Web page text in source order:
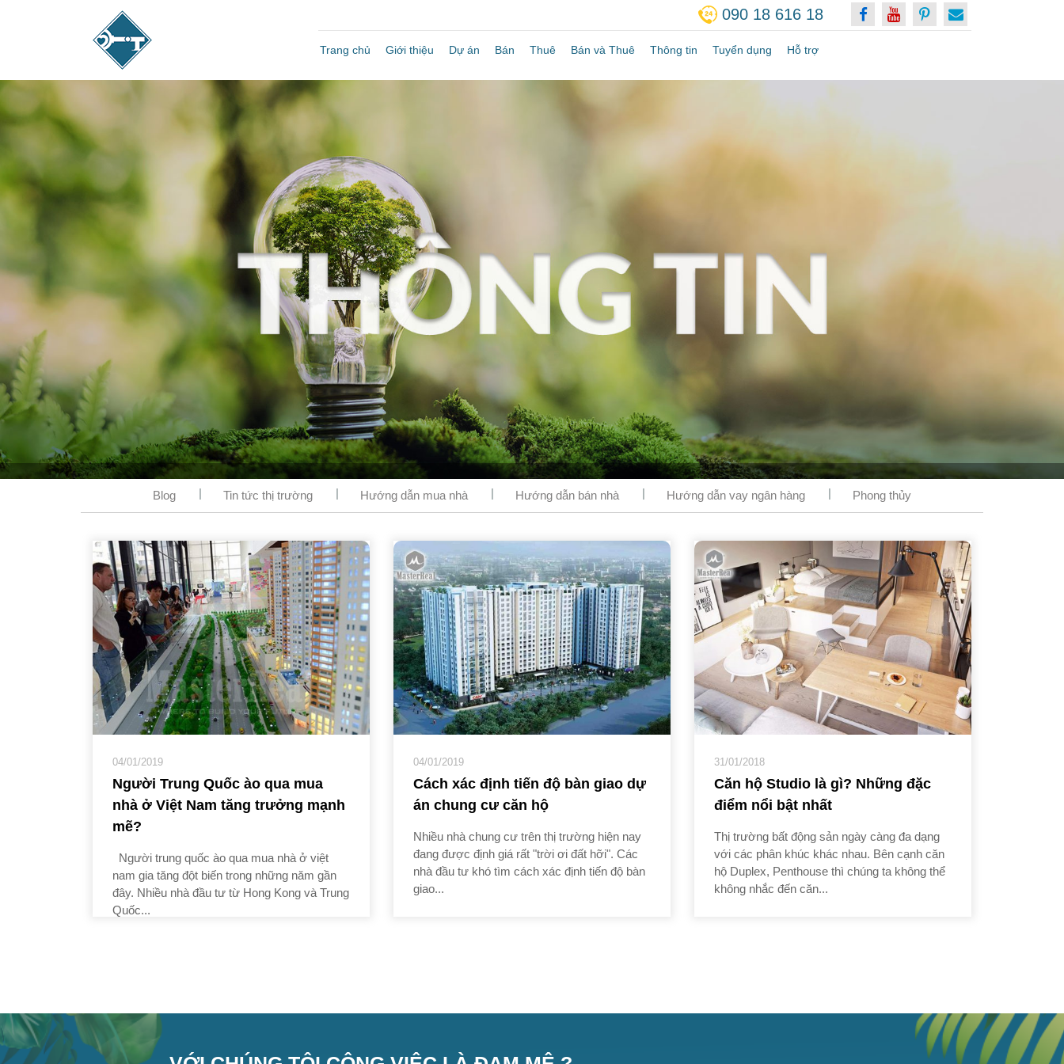
090 18 616 18
Trang chủ Giới thiệu Dự án Bán Thuê Bán và Thuê Thông tin Tuyển dụng Hỗ trợ
Blog Tin tức thị trường Hướng dẫn mua nhà Hướng dẫn bán nhà Hướng dẫn vay ngân hàng Phong thủy
04/01/2019
Người Trung Quốc ào qua mua
nhà ở Việt Nam tăng trưởng mạnh
mẽ?
Người trung quốc ào qua mua nhà ở việt
nam gia tăng đột biến trong những năm gần
đây. Nhiều nhà đầu tư từ Hong Kong và Trung
Quốc...
04/01/2019
Cách xác định tiến độ bàn giao dự
án chung cư căn hộ
Nhiều nhà chung cư trên thị trường hiện nay
đang được định giá rất "trời ơi đất hỡi". Các
nhà đầu tư khó tìm cách xác định tiến độ bàn
giao...
31/01/2018
Căn hộ Studio là gì? Những đặc
điểm nổi bật nhất
Thị trường bất động sản ngày càng đa dạng
với các phân khúc khác nhau. Bên cạnh căn
hộ Duplex, Penthouse thì chúng ta không thể
không nhắc đến căn...